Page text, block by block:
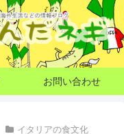
お問い合わせ
イタリアの食文化